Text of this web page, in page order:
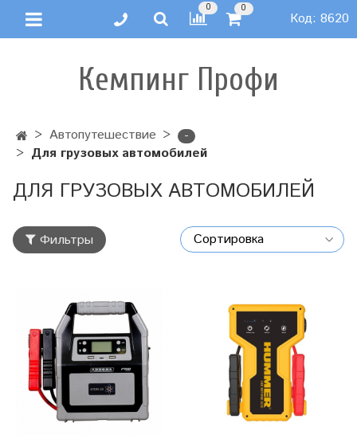
0 0
Код: 8620
Кемпинг Профи
Автопутешествие
-
Для грузовых автомобилей
ДЛЯ ГРУЗОВЫХ АВТОМОБИЛЕЙ
Фильтры